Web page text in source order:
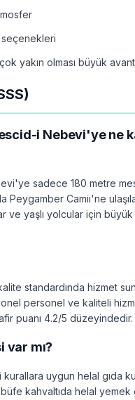
seçenekleri
yakın olması büyük
i Nebevi'ye ne
sadece 180 metre
Peygamber Camii'ne
ve yaşlı yolcular için
standardında hizmet
personel ve kaliteli
puanı 4.2/5 düzeyindedir.
var mı?
uygun helal gıda
kahvaltıda helal yemek